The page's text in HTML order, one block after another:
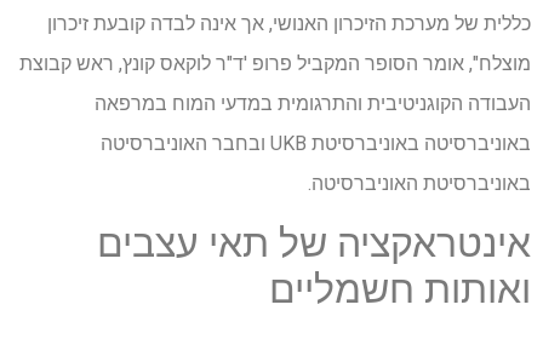
כללית של מערכת הזיכרון האנושי, אך אינה לבדה קובעת זיכרון
מוצלח", אומר הסופר המקביל פרופ 'ד"ר לוקאס קונץ, ראש קבוצת
העבודה הקוגניטיבית והתרגומית במדעי המוח במרפאה
באוניברסיטה באוניברסיטת UKB ובחבר האוניברסיטה
באוניברסיטת האוניברסיטה.
אינטראקציה של תאי עצבים
ואותות חשמליים